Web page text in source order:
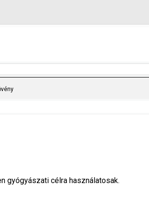
gyógyászati célra használatosak.